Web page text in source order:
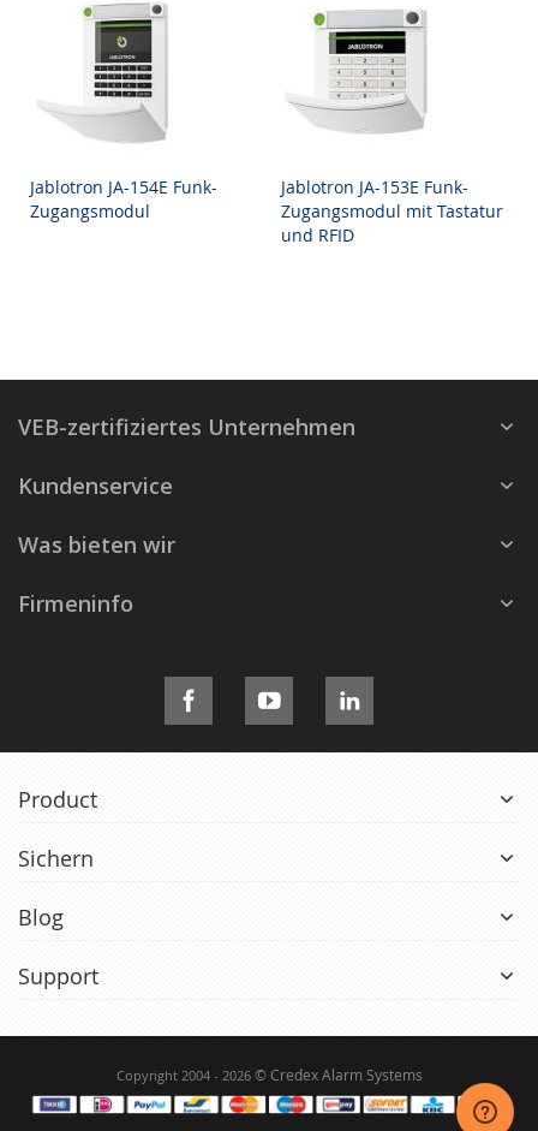
Jablotron JA-154E Funk-
Zugangsmodul
Jablotron JA-153E Funk-
Zugangsmodul mit Tastatur
und RFID
VEB-zertifiziertes Unternehmen
Kundenservice
Was bieten wir
Firmeninfo
Product
Sichern
Blog
Support
Copyright 2004 - 2026 © Credex Alarm Systems